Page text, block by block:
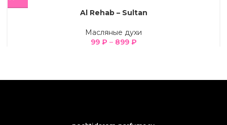
Al Rehab – Sultan
Масляные духи
99 ₽ – 899 ₽